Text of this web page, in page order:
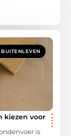
kiezen voor
is